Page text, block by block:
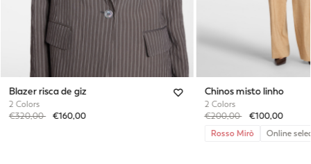
Blazer risca de giz
2 Colors
Price reduced from
€320,00to€160,00
Chinos misto linho
2 Colors
Price reduced from
€200,00to€100,00
Rosso Mirò
Online